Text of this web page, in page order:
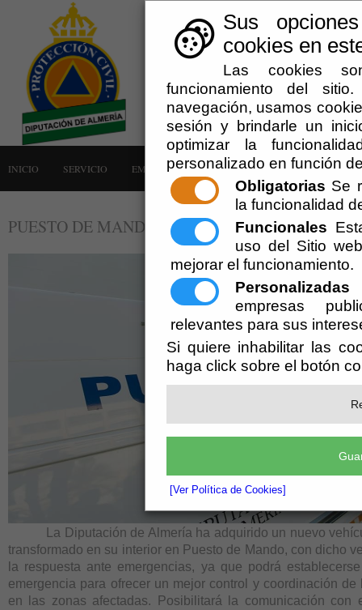
Sus
cookies en
Las cookies
funcionamiento del
navegación, usamos
sesión y brindarle un
optimizar la
personalizado en función
Obligatorias Se
la funcionalidad
Funcionales
uso del Sitio
mejorar el funcionamiento.
Personalizadas
empresas
relevantes para sus
Si quiere inhabilitar las
haga click sobre el botón
[Ver Política de Cookies]
INICIO SERVICIO EMERGENCIAS LA AGRUPACIÓN AVISOS
PUESTO DE MANDO AVANZADO
La Diputación de Almería ha adquirido un nuevo
transformado en su interior en Puesto de Mando, con dicho
la respuesta ante emergencias, ya que podrá
emergencia para ofrecer un mejor control y coordinación
en las zonas afectadas. Posibilitará la comunicación con